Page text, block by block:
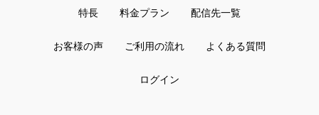
特長 料金プラン 配信先一覧
お客様の声 ご利用の流れ よくある質問
ログイン